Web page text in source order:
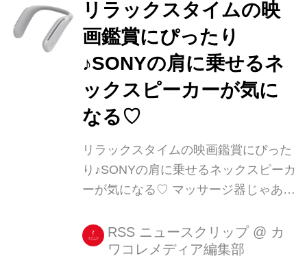
いては不満が多いの [...]
リラックスタイムの映
画鑑賞にぴったり
♪SONYの肩に乗せるネ
ックスピーカーが気に
なる♡
リラックスタイムの映画鑑賞にぴった
り♪SONYの肩に乗せるネックスピーカ
ーが気になる♡ マッサージ器じゃあり
よ? 今回ご紹介するのは、ソニーから
10月14日に発売予定のウェアラブルネ
RSS ニュースクリップ @ カ
ワコレメディア編集部